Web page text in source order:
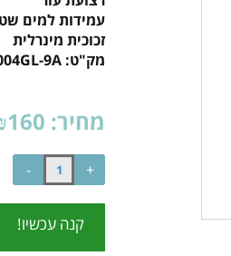
עמידות למים
זכוכית מינרלית
מק"ט: 9A
מחיר: 160
קנה עכשיו!